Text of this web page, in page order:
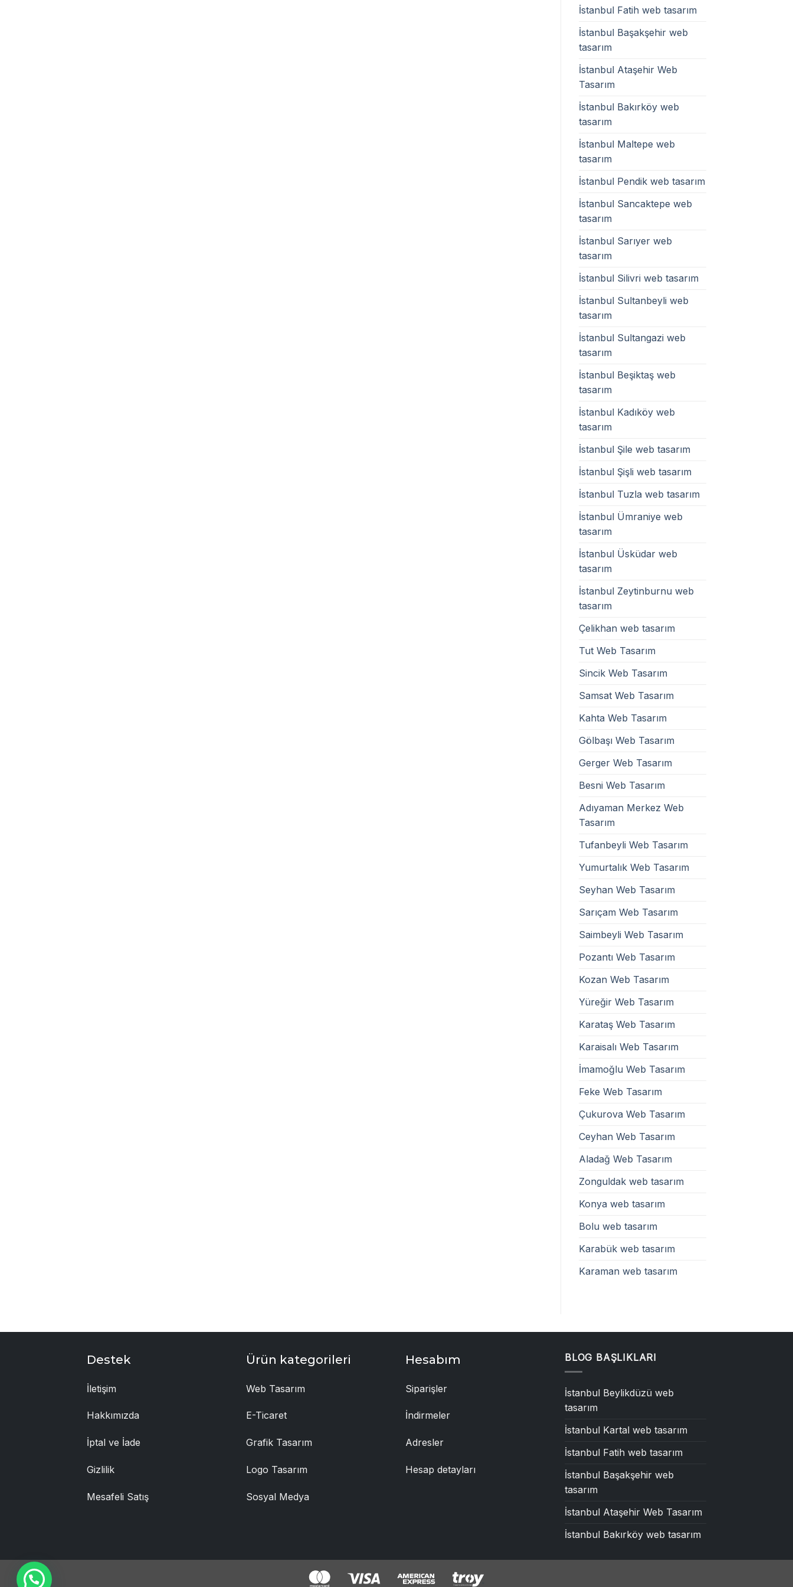
İstanbul Fatih web tasarım
İstanbul Başakşehir web
tasarım
İstanbul Ataşehir Web
Tasarım
İstanbul Bakırköy web
tasarım
İstanbul Maltepe web
tasarım
İstanbul Pendik web tasarım
İstanbul Sancaktepe web
tasarım
İstanbul Sarıyer web
tasarım
İstanbul Silivri web tasarım
İstanbul Sultanbeyli web
tasarım
İstanbul Sultangazi web
tasarım
İstanbul Beşiktaş web
tasarım
İstanbul Kadıköy web
tasarım
İstanbul Şile web tasarım
İstanbul Şişli web tasarım
İstanbul Tuzla web tasarım
İstanbul Ümraniye web
tasarım
İstanbul Üsküdar web
tasarım
İstanbul Zeytinburnu web
tasarım
Çelikhan web tasarım
Tut Web Tasarım
Sincik Web Tasarım
Samsat Web Tasarım
Kahta Web Tasarım
Gölbaşı Web Tasarım
Gerger Web Tasarım
Besni Web Tasarım
Adıyaman Merkez Web
Tasarım
Tufanbeyli Web Tasarım
Yumurtalık Web Tasarım
Seyhan Web Tasarım
Sarıçam Web Tasarım
Saimbeyli Web Tasarım
Pozantı Web Tasarım
Kozan Web Tasarım
Yüreğir Web Tasarım
Karataş Web Tasarım
Karaisalı Web Tasarım
İmamoğlu Web Tasarım
Feke Web Tasarım
Çukurova Web Tasarım
Ceyhan Web Tasarım
Aladağ Web Tasarım
Zonguldak web tasarım
Konya web tasarım
Bolu web tasarım
Karabük web tasarım
Karaman web tasarım
Destek
İletişim
Hakkımızda
İptal ve İade
Gizlilik
Mesafeli Satış
Ürün kategorileri
Web Tasarım
E-Ticaret
Grafik Tasarım
Logo Tasarım
Sosyal Medya
Hesabım
Siparişler
İndirmeler
Adresler
Hesap detayları
BLOG BAŞLIKLARI
İstanbul Beylikdüzü web
tasarım
İstanbul Kartal web tasarım
İstanbul Fatih web tasarım
İstanbul Başakşehir web
tasarım
İstanbul Ataşehir Web Tasarım
İstanbul Bakırköy web tasarım